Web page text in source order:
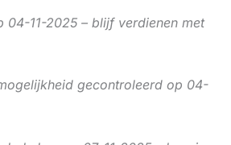
04-11-2025 – blijf verdienen met
gecontroleerd op 04-